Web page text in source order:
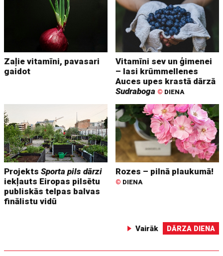
Zaļie vitamīni, pavasari
gaidot
Vitamīni sev un ģimenei
– lasi krūmmellenes
Auces upes krastā dārzā
Sudraboga © DIENA
ProjektsSporta pils dārzi
iekļauts Eiropas pilsētu
publiskās telpas balvas
finālistu vidū
Rozes – pilnā plaukumā!
© DIENA
Vairāk DĀRZA DIENA